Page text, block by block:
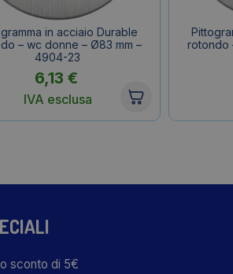
in acciaio Durable
– wc donne – Ø83 mm –
4904-23
6,13€
IVA esclusa
rotondo
sconto di 5€